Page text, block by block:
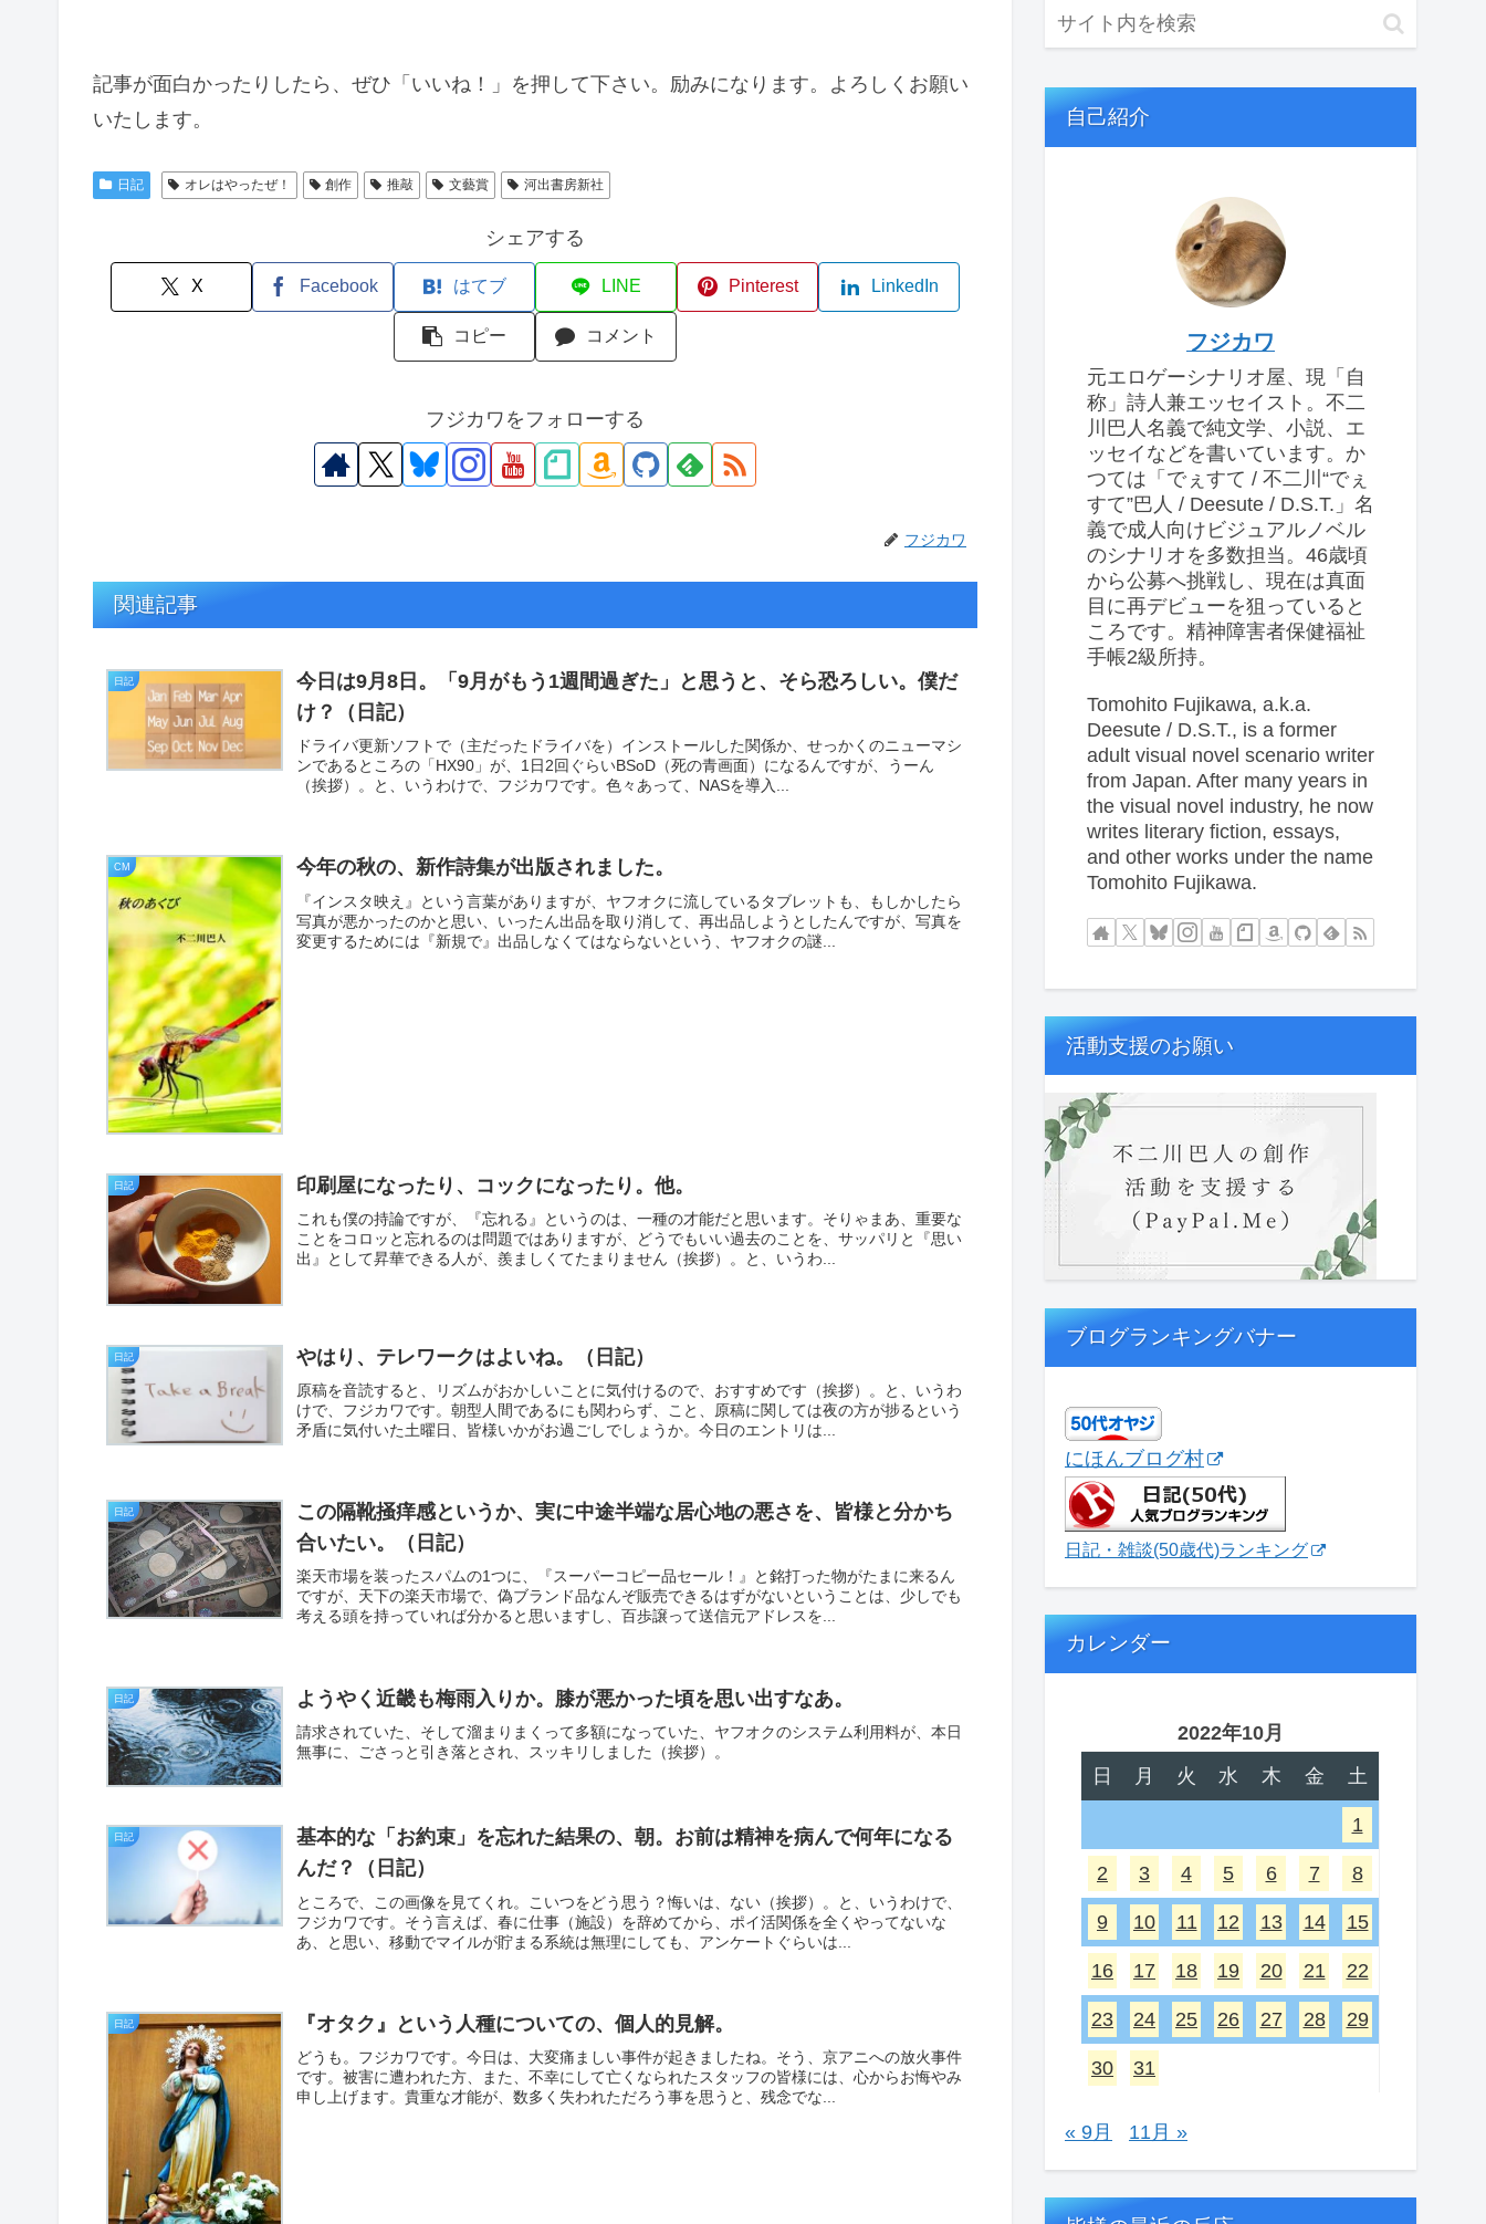
記事が面白かったりしたら、ぜひ「いいね！」を押して下さい。励みになります。よろしくお願い
いたします。
日記 オレはやったぜ！ 創作 推敲 文藝賞 河出書房新社
シェアする
X Facebook はてブ LINE Pinterest LinkedIn
コピー コメント
フジカワをフォローする
フジカワ
関連記事
日記
今日は9月8日。「9月がもう1週間過ぎた」と思うと、そら恐ろしい。僕だ
け？（日記）
ドライバ更新ソフトで（主だったドライバを）インストールした関係か、せっかくのニューマシ
ンであるところの「HX90」が、1日2回ぐらいBSoD（死の青画面）になるんですが、うーん
（挨拶）。と、いうわけで、フジカワです。色々あって、NASを導入...
CM 今年の秋の、新作詩集が出版されました。
『インスタ映え』という言葉がありますが、ヤフオクに流しているタブレットも、もしかしたら
写真が悪かったのかと思い、いったん出品を取り消して、再出品しようとしたんですが、写真を
変更するためには『新規で』出品しなくてはならないという、ヤフオクの謎...
日記 印刷屋になったり、コックになったり。他。
これも僕の持論ですが、『忘れる』というのは、一種の才能だと思います。そりゃまあ、重要な
ことをコロッと忘れるのは問題ではありますが、どうでもいい過去のことを、サッパリと『思い
出』として昇華できる人が、羨ましくてたまりません（挨拶）。と、いうわ...
日記 やはり、テレワークはよいね。（日記）
原稿を音読すると、リズムがおかしいことに気付けるので、おすすめです（挨拶）。と、いうわ
けで、フジカワです。朝型人間であるにも関わらず、こと、原稿に関しては夜の方が捗るという
矛盾に気付いた土曜日、皆様いかがお過ごしでしょうか。今日のエントリは...
日記
この隔靴掻痒感というか、実に中途半端な居心地の悪さを、皆様と分かち
合いたい。（日記）
楽天市場を装ったスパムの1つに、『スーパーコピー品セール！』と銘打った物がたまに来るん
ですが、天下の楽天市場で、偽ブランド品なんぞ販売できるはずがないということは、少しでも
考える頭を持っていれば分かると思いますし、百歩譲って送信元アドレスを...
日記 ようやく近畿も梅雨入りか。膝が悪かった頃を思い出すなあ。
請求されていた、そして溜まりまくって多額になっていた、ヤフオクのシステム利用料が、本日
無事に、ごさっと引き落とされ、スッキリしました（挨拶）。
日記
基本的な「お約束」を忘れた結果の、朝。お前は精神を病んで何年になる
んだ？（日記）
ところで、この画像を見てくれ。こいつをどう思う？悔いは、ない（挨拶）。と、いうわけで、
フジカワです。そう言えば、春に仕事（施設）を辞めてから、ポイ活関係を全くやってないな
あ、と思い、移動でマイルが貯まる系統は無理にしても、アンケートぐらいは...
日記 『オタク』という人種についての、個人的見解。
どうも。フジカワです。今日は、大変痛ましい事件が起きましたね。そう、京アニへの放火事件
です。被害に遭われた方、また、不幸にして亡くなられたスタッフの皆様には、心からお悔やみ
申し上げます。貴重な才能が、数多く失われただろう事を思うと、残念でな...
自己紹介
フジカワ
元エロゲーシナリオ屋、現「自
称」詩人兼エッセイスト。不二
川巴人名義で純文学、小説、エ
ッセイなどを書いています。か
つては「でぇすて / 不二川“でぇ
すて”巴人 / Deesute / D.S.T.」名
義で成人向けビジュアルノベル
のシナリオを多数担当。46歳頃
から公募へ挑戦し、現在は真面
目に再デビューを狙っていると
ころです。精神障害者保健福祉
手帳2級所持。
Tomohito Fujikawa, a.k.a.
Deesute / D.S.T., is a former
adult visual novel scenario writer
from Japan. After many years in
the visual novel industry, he now
writes literary fiction, essays,
and other works under the name
Tomohito Fujikawa.
活動支援のお願い
ブログランキングバナー
にほんブログ村
日記・雑談(50歳代)ランキング
カレンダー
2022年10月
日
月 火 水 木 金 土
1
2 3 4 5 6 7 8
9 10 11 12 13 14 15
16 17 18 19 20 21 22
23 24 25 26 27 28 29
30 31
« 9月 11月 »